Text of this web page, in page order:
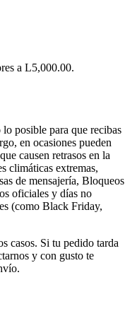
a L5,000.00.
lo posible para que recibas
en ocasiones pueden
causen retrasos en la
climáticas extremas,
de mensajería, Bloqueos
oficiales y días no
(como Black Friday,
casos. Si tu pedido tarda
y con gusto te